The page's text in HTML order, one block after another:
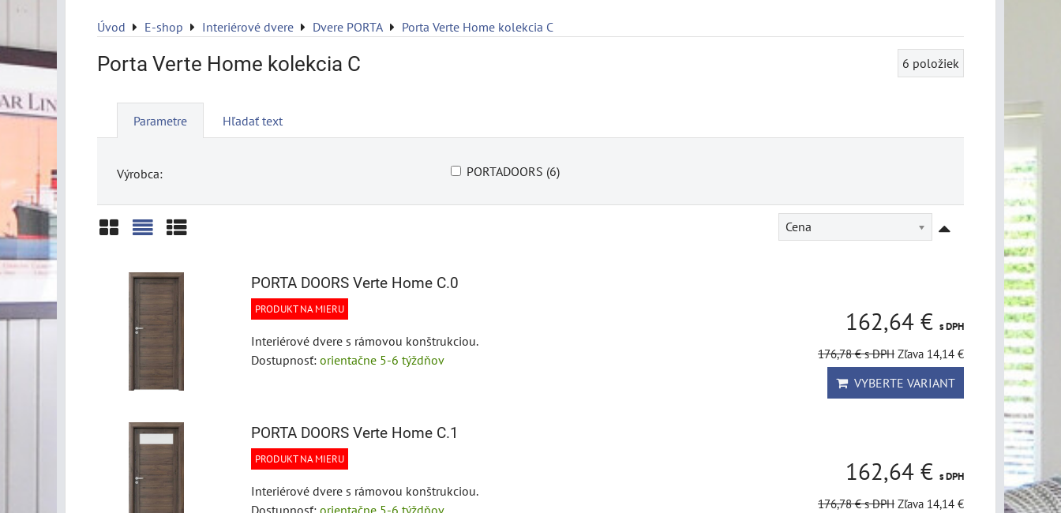
Úvod E-shop Interiérové dvere Dvere PORTA Porta Verte Home kolekcia C
Porta Verte Home kolekcia C 6 položiek
Parametre Hľadať text
Výrobca: PORTADOORS (6)
Cena
PORTA DOORS Verte Home C.0
PRODUKT NA MIERU
Interiérové dvere s rámovou konštrukciou.
Dostupnosť: orientačne 5-6 týždňov
162,64 € s DPH
176,78 €s DPH Zľava 14,14 €
VYBERTE VARIANT
PORTA DOORS Verte Home C.1
PRODUKT NA MIERU
Interiérové dvere s rámovou konštrukciou.
Dostupnosť: orientačne 5-6 týždňov
162,64 € s DPH
176,78 €s DPH Zľava 14,14 €